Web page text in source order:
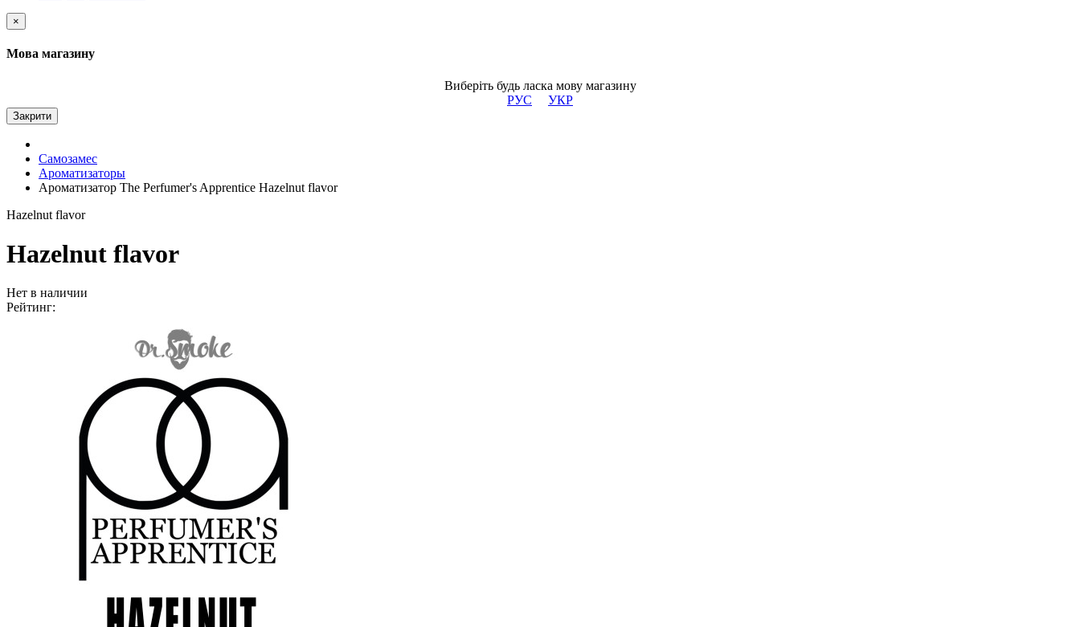
×
Мова магазину
Виберіть будь ласка мову магазину
РУС
УКР
Закрити
Самозамес
Ароматизаторы
Ароматизатор The Perfumer's Apprentice Hazelnut flavor
Hazelnut flavor
Hazelnut flavor
Нет в наличии
Рейтинг: